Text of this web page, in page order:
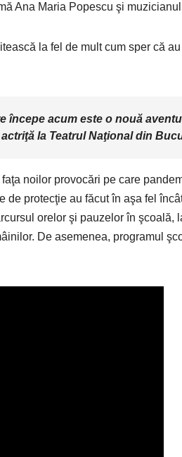
Ana Maria Popescu şi
la fel de mult cum sper că
începe acum este o nouă
la Teatrul Naţional din
noilor provocări pe care
protecţie au făcut în aşa fel
orelor şi pauzelor în şcoală,
De asemenea, programul